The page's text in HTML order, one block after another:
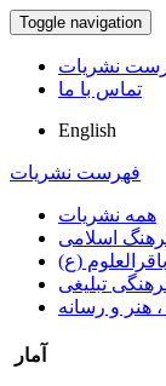
Toggle navigation
نشریات
تماس با ما
English
فهرست نشریات
همه نشریات
اسلامی
(ع)
تبلیغی
هنر و رسانه
آمار